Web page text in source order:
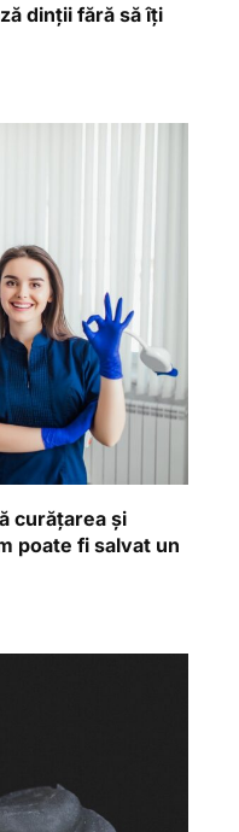
dinții fără să îți
curățarea și
poate fi salvat un